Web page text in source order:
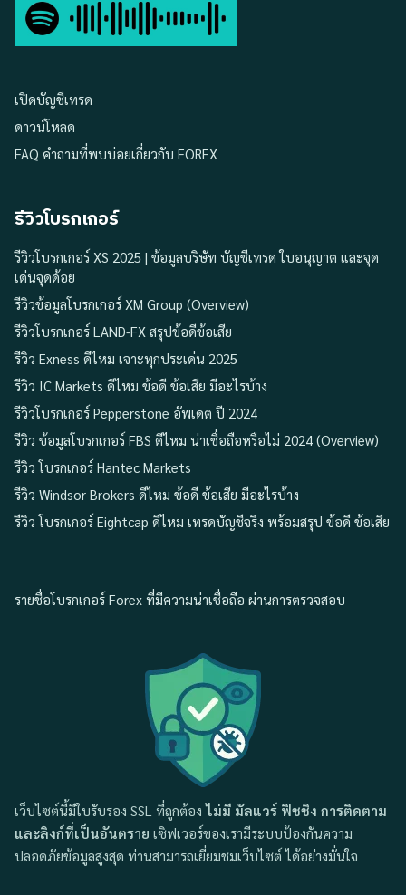
เปิดบัญชีเทรด
ดาวน์โหลด
FAQ คำถามที่พบบ่อยเกี่ยวกับ FOREX
รีวิวโบรกเกอร์
รีวิวโบรกเกอร์ XS 2025 | ข้อมูลบริษัท บัญชีเทรด ใบอนุญาต และจุด
เด่นจุดด้อย
รีวิวข้อมูลโบรกเกอร์ XM Group (Overview)
รีวิวโบรกเกอร์ LAND-FX สรุปข้อดีข้อเสีย
รีวิว Exness ดีไหม เจาะทุกประเด่น 2025
รีวิว IC Markets ดีไหม ข้อดี ข้อเสีย มีอะไรบ้าง
รีวิวโบรกเกอร์ Pepperstone อัพเดต ปี 2024
รีวิว ข้อมูลโบรกเกอร์ FBS ดีไหม น่าเชื่อถือหรือไม่ 2024 (Overview)
รีวิว โบรกเกอร์ Hantec Markets
รีวิว Windsor Brokers ดีไหม ข้อดี ข้อเสีย มีอะไรบ้าง
รีวิว โบรกเกอร์ Eightcap ดีไหม เทรดบัญชีจริง พร้อมสรุป ข้อดี ข้อเสีย
รายชื่อโบรกเกอร์ Forex ที่มีความน่าเชื่อถือ ผ่านการตรวจสอบ
เว็บไซต์นี้มีใบรับรอง SSL ที่ถูกต้องไม่มี มัลแวร์ ฟิชชิง การติดตาม
และลิงก์ที่เป็นอันตราย เซิฟเวอร์ของเรามีระบบป้องกันความ
ปลอดภัยข้อมูลสูงสุด ท่านสามารถเยี่ยมชมเว็บไซต์ ได้อย่างมั่นใจ